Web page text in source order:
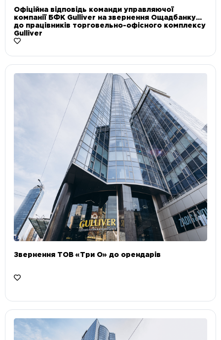
Офіційна відповідь команди управляючої
компанії БФК Gulliver на звернення Ощадбанку
до працівників торговельно-офісного комплексу
Gulliver
Звернення ТОВ «Три О» до орендарів